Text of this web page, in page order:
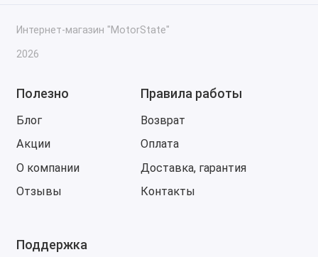
Интернет-магазин "MotorState"
2026
Полезно
Блог
Акции
О компании
Отзывы
Правила работы
Возврат
Оплата
Доставка, гарантия
Контакты
Поддержка